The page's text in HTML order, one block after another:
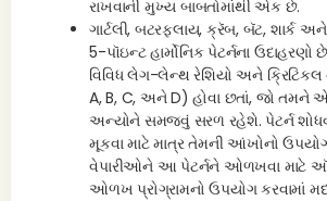
રાખવાની મુખ્ય બાબતોમાંથી એક છે.
ગાર્ટલી, બટરફ્લાય, ક્રૅબ, બૅટ, શાર્ક
5-પૉઇન્ટ હાર્મોનિક પેટર્નના
વિવિધ લેગ-લેન્થ રેશિયો અને ક્રિટિકલ
A, B, C, અને D) હોવા છતાં, જો તમને
અન્યોને સમજવું સરળ રહેશે. પેટર્ન
મૂકવા માટે માત્ર તેમની આંખોનો
વેપારીઓને આ પેટર્નને ઓળખવા માટે
ઓળખ પ્રોગ્રામનો ઉપયોગ કરવામાં